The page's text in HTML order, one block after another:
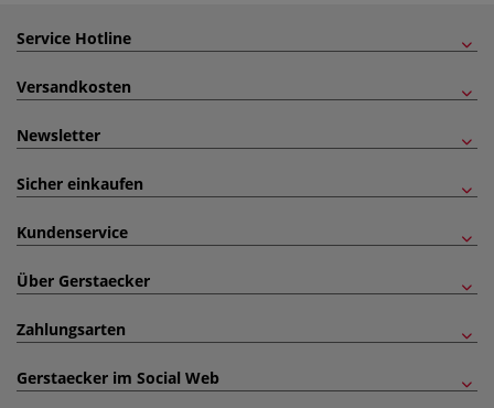
Service Hotline
Versandkosten
Newsletter
Sicher einkaufen
Kundenservice
Über Gerstaecker
Zahlungsarten
Gerstaecker im Social Web